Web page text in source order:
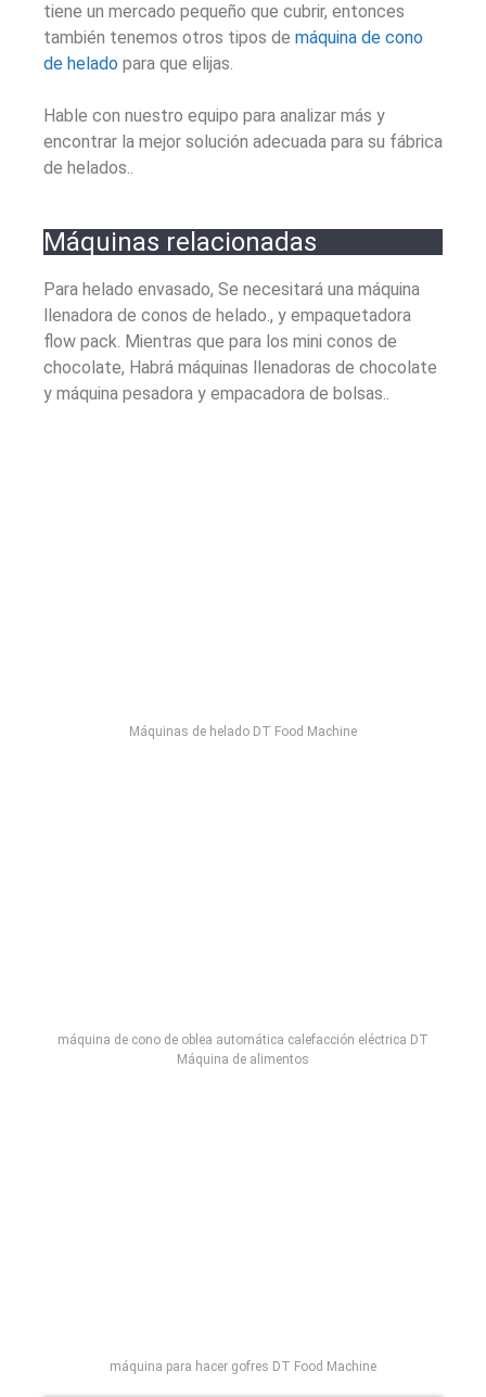
tiene un mercado pequeño que cubrir, entonces
también tenemos otros tipos de máquina de cono
de helado para que elijas.
Hable con nuestro equipo para analizar más y
encontrar la mejor solución adecuada para su fábrica
de helados..
Máquinas relacionadas
Para helado envasado, Se necesitará una máquina
llenadora de conos de helado., y empaquetadora
flow pack. Mientras que para los mini conos de
chocolate, Habrá máquinas llenadoras de chocolate
y máquina pesadora y empacadora de bolsas..
Máquinas de helado DT Food Machine
máquina de cono de oblea automática calefacción eléctrica DT
Máquina de alimentos
máquina para hacer gofres DT Food Machine